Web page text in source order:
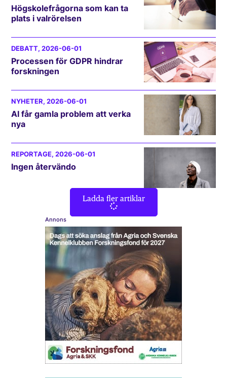
Högskolefrågorna som kan ta
plats i valrörelsen
DEBATT, 2026-06-01
Processen för GDPR hindrar
forskningen
NYHETER, 2026-06-01
AI får gamla problem att verka
nya
REPORTAGE, 2026-06-01
Ingen återvändo
Ladda fler artiklar
Annons